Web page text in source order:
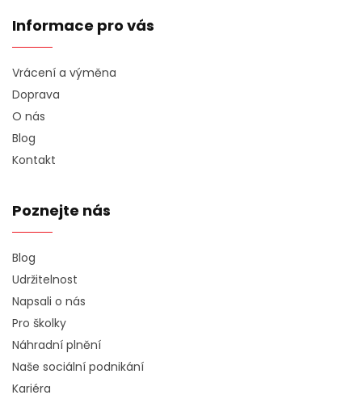
Informace pro vás
Vrácení a výměna
Doprava
O nás
Blog
Kontakt
Poznejte nás
Blog
Udržitelnost
Napsali o nás
Pro školky
Náhradní plnění
Naše sociální podnikání
Kariéra